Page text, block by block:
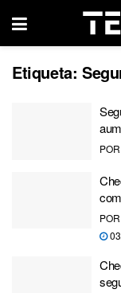
Etiqueta:
POR
POR